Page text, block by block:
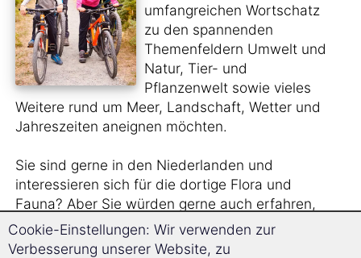
umfangreichen Wortschatz
zu den spannenden
Themenfeldern Umwelt und
Natur, Tier- und
Pflanzenwelt sowie vieles
Weitere rund um Meer, Landschaft, Wetter und
Jahreszeiten aneignen möchten.
Sie sind gerne in den Niederlanden und
interessieren sich für die dortige Flora und
Fauna? Aber Sie würden gerne auch erfahren,
wie dieTier- und Pflanzenartenauf
Niederländisch heißen?
Cookie-Einstellungen: Wir verwenden zur
Verbesserung unserer Website, zu